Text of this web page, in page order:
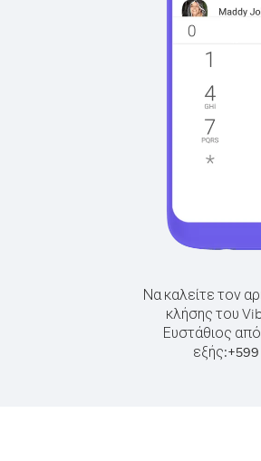
Να καλείτε τον
κλήσης του
Ευστάθιος
εξής:+599